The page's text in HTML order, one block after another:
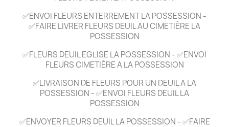
✅ENVOI FLEURS ENTERREMENT LA POSSESSION -
✅FAIRE LIVRER FLEURS DEUIL AU CIMETIÈRE LA
POSSESSION
✅FLEURS DEUIL EGLISE LA POSSESSION - ✅ENVOI
FLEURS CIMETIÈRE A LA POSSESSION
✅LIVRAISON DE FLEURS POUR UN DEUIL A LA
POSSESSION - ✅ENVOI FLEURS DEUIL LA
POSSESSION
✅ENVOYER FLEURS DEUIL LA POSSESSION - ✅FAIRE